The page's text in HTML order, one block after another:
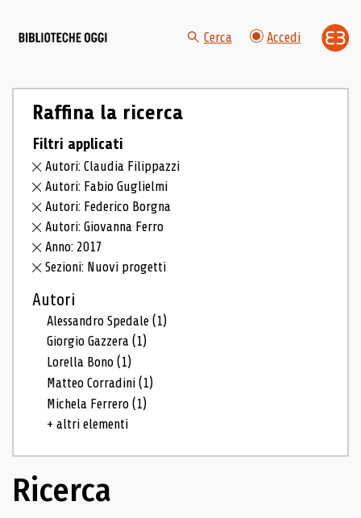
Cerca Accedi
Raffina la ricerca
Filtri applicati
Autori: Claudia Filippazzi
Autori: Fabio Guglielmi
Autori: Federico Borgna
Autori: Giovanna Ferro
Anno: 2017
Sezioni: Nuovi progetti
Autori
Alessandro Spedale(1)
Giorgio Gazzera(1)
Lorella Bono(1)
Matteo Corradini(1)
Michela Ferrero(1)
+ altri elementi
Ricerca